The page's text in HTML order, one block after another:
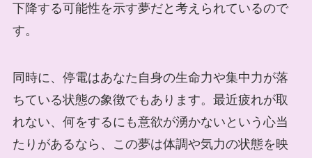
下降する可能性を示す夢だと考えられているので
す。
同時に、停電はあなた自身の生命力や集中力が落
ちている状態の象徴でもあります。最近疲れが取
れない、何をするにも意欲が湧かないという心当
たりがあるなら、この夢は体調や気力の状態を映